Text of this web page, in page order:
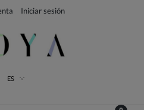
Iniciar sesión
ES